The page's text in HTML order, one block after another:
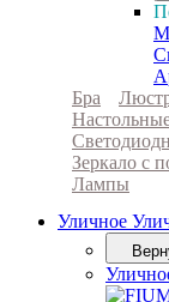
Бра
Зеркало с
Лампы
Уличное